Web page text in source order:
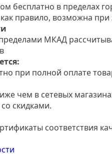
бесплатно в пределах
правило, возможна
МКАД
при полной оплате
чем в сетевых
скидками.
соответствия